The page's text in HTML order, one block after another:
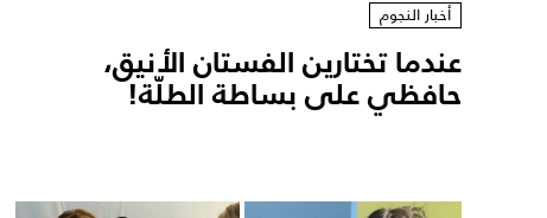
أخبار النجوم
عندما تختارين الفستان الأنيق،
حافظي على بساطة الطلّة!